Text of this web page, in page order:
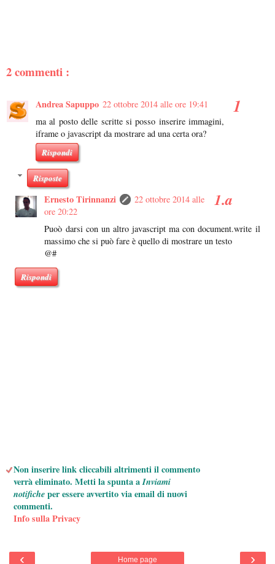
2 commenti :
Andrea Sapuppo 22 ottobre 2014 alle ore 19:41
ma al posto delle scritte si posso inserire immagini,
iframe o javascript da mostrare ad una certa ora?
Rispondi
Risposte
Ernesto Tirinnanzi
22 ottobre 2014 alle
ore 20:22
Puoò darsi con un altro javascript ma con document.write il
massimo che si può fare è quello di mostrare un testo
@#
Rispondi
Non inserire link cliccabili altrimenti il commento
verrà eliminato. Metti la spunta aInviami
notificheper essere avvertito via email di nuovi
commenti.
Info sulla Privacy
‹ ›
Home page